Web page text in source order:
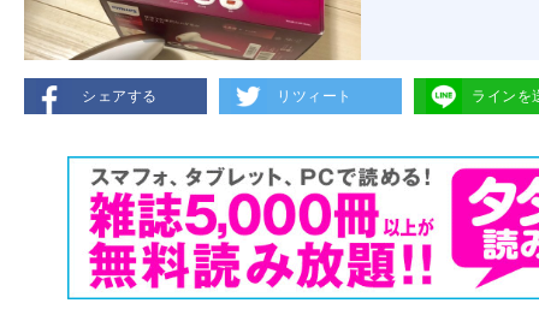
シェアする リツィート ラインを